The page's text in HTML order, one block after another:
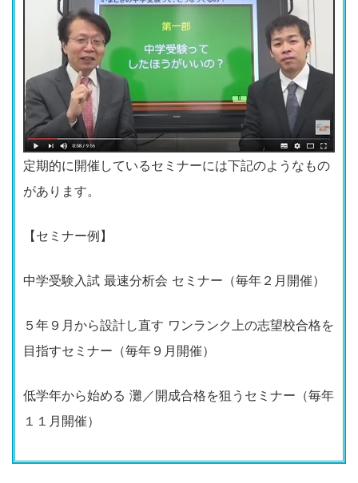
定期的に開催しているセミナーには下記のようなもの
があります。
【セミナー例】
中学受験入試 最速分析会 セミナー（毎年２月開催）
５年９月から設計し直す ワンランク上の志望校合格を
目指すセミナー（毎年９月開催）
低学年から始める 灘／開成合格を狙うセミナー（毎年
１１月開催）